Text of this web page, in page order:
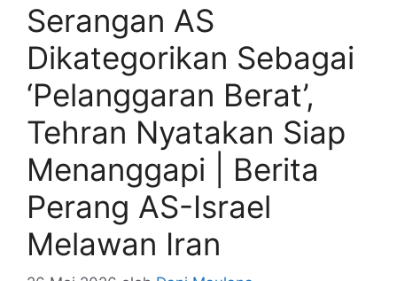
Serangan AS
Dikategorikan Sebagai
‘Pelanggaran Berat’,
Tehran Nyatakan Siap
Menanggapi | Berita
Perang AS-Israel
Melawan Iran